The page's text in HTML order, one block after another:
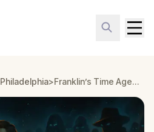
Philadelphia> Franklin’s Time Agents: Founding Philly